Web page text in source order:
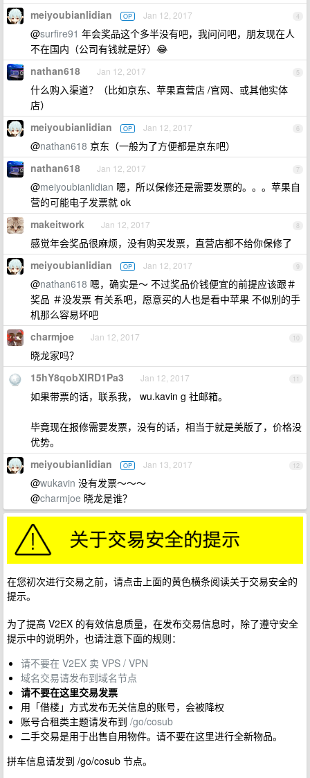
4
meiyoubianlidian OP Jan 12, 2017
@surfire91 年会奖品这个多半没有吧，我问问吧，朋友现在人
不在国内（公司有钱就是好）😂
5
nathan618 Jan 12, 2017
什么购入渠道？（比如京东、苹果直营店 /官网、或其他实体
店）
6
meiyoubianlidian OP Jan 12, 2017
@nathan618 京东（一般为了方便都是京东吧）
7
nathan618 Jan 12, 2017
@meiyoubianlidian 嗯，所以保修还是需要发票的。。。苹果自
营的可能电子发票就 ok
8
makeitwork Jan 12, 2017
感觉年会奖品很麻烦，没有购买发票，直营店都不给你保修了
9
meiyoubianlidian OP Jan 12, 2017
@nathan618 嗯，确实是～ 不过奖品价钱便宜的前提应该跟＃
奖品 ＃没发票 有关系吧，愿意买的人也是看中苹果 不似别的手
机那么容易坏吧
10
charmjoe Jan 12, 2017
晓龙家吗？
11
15hY8qobXlRD1Pa3 Jan 12, 2017
如果带票的话，联系我， wu.kavin g 社邮箱。
毕竟现在报修需要发票，没有的话，相当于就是美版了，价格没
优势。
12
meiyoubianlidian OP Jan 13, 2017
@wukavin 没有发票～～～
@charmjoe 晓龙是谁？
在您初次进行交易之前，请点击上面的黄色横条阅读关于交易安全的
提示。
为了提高 V2EX 的有效信息质量，在发布交易信息时，除了遵守安全
提示中的说明外，也请注意下面的规则：
请不要在 V2EX 卖 VPS / VPN
域名交易请发布到域名节点
请不要在这里交易发票
用「借楼」方式发布无关信息的账号，会被降权
账号合租类主题请发布到 /go/cosub
二手交易是用于出售自用物件。请不要在这里进行全新物品。
拼车信息请发到 /go/cosub 节点。